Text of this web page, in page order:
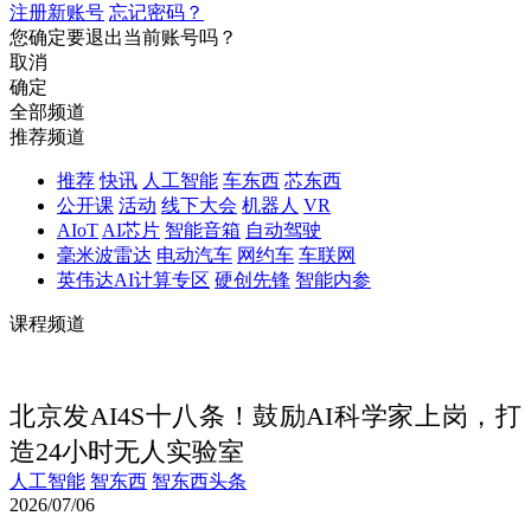
注册新账号 忘记密码？
您确定要退出当前账号吗？
取消
确定
全部频道
推荐频道
推荐 快讯 人工智能 车东西 芯东西
公开课 活动 线下大会 机器人 VR
AIoT AI芯片 智能音箱 自动驾驶
毫米波雷达 电动汽车 网约车 车联网
英伟达AI计算专区 硬创先锋 智能内参
课程频道
北京发AI4S十八条！鼓励AI科学家上岗，打
造24小时无人实验室
人工智能 智东西 智东西头条
2026/07/06